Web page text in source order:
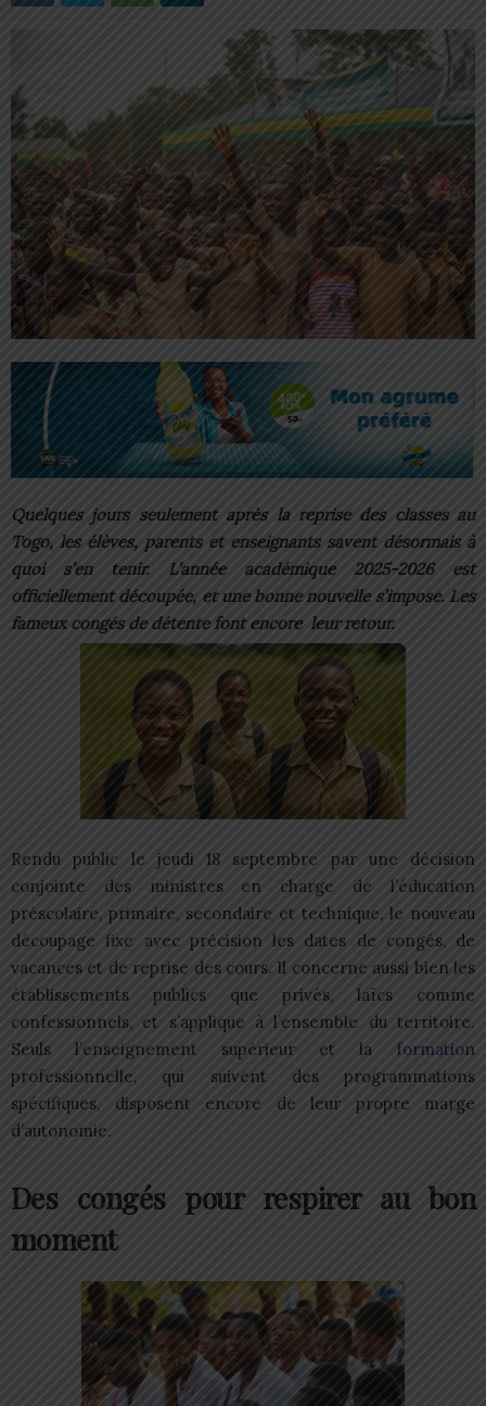
Quelques jours seulement après la reprise des classes au
Togo, les élèves, parents et enseignants savent désormais à
quoi s’en tenir. L’année académique 2025-2026 est
officiellement découpée, et une bonne nouvelle s’impose. Les
fameux congés de détente font encore leur retour.
Rendu public le jeudi 18 septembre par une décision
conjointe des ministres en charge de l’éducation
préscolaire, primaire, secondaire et technique, le nouveau
découpage fixe avec précision les dates de congés, de
vacances et de reprise des cours. Il concerne aussi bien les
établissements publics que privés, laïcs comme
confessionnels, et s’applique à l’ensemble du territoire.
Seuls l’enseignement supérieur et la formation
professionnelle, qui suivent des programmations
spécifiques, disposent encore de leur propre marge
d’autonomie.
Des congés pour respirer au bon
moment